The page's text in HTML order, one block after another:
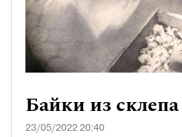
Байки из склепа
23/05/2022 20:40